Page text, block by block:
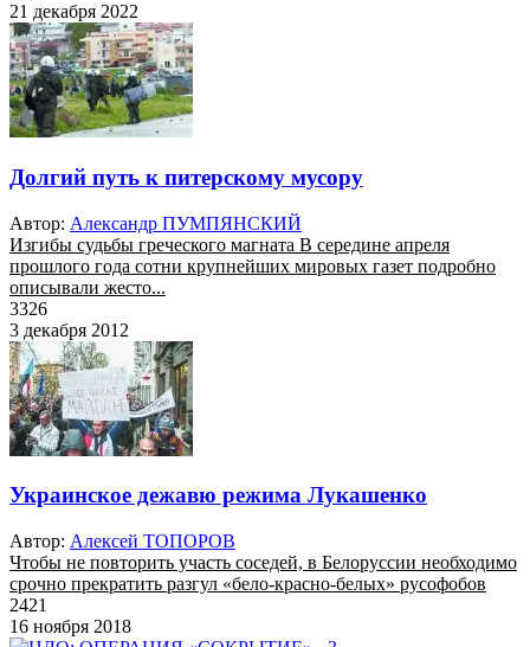
21 декабря 2022
Долгий путь к питерскому мусору
Автор: Александр ПУМПЯНСКИЙ
Изгибы судьбы греческого магната В середине апреля
прошлого года сотни крупнейших мировых газет подробно
описывали жесто...
3326
3 декабря 2012
Украинское дежавю режима Лукашенко
Автор: Алексей ТОПОРОВ
Чтобы не повторить участь соседей, в Белоруссии необходимо
срочно прекратить разгул «бело-красно-белых» русофобов
2421
16 ноября 2018